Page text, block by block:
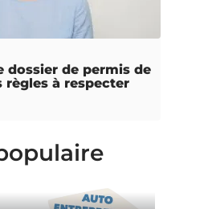
dossier de permis de
règles à respecter